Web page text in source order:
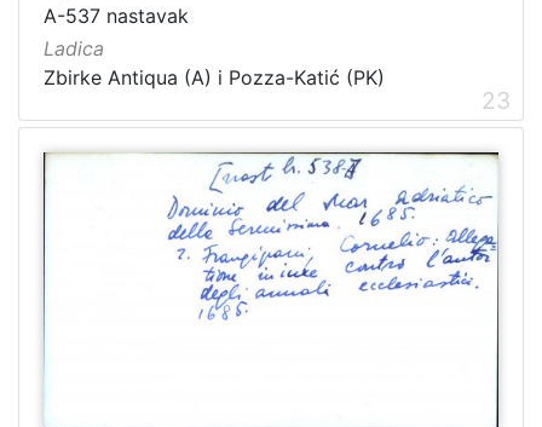
A-537 nastavak
Ladica
Zbirke Antiqua (A) i Pozza-Katić (PK)
23